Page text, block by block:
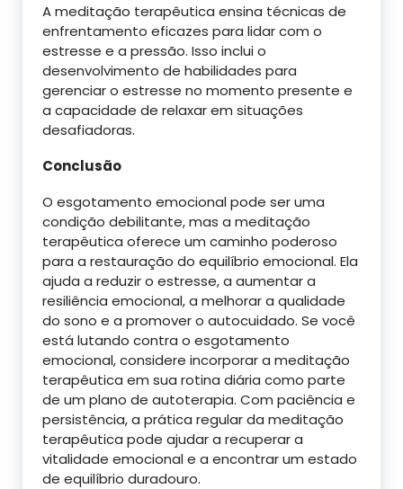
A meditação terapêutica ensina técnicas de
enfrentamento eficazes para lidar com o
estresse e a pressão. Isso inclui o
desenvolvimento de habilidades para
gerenciar o estresse no momento presente e
a capacidade de relaxar em situações
desafiadoras.
Conclusão
O esgotamento emocional pode ser uma
condição debilitante, mas a meditação
terapêutica oferece um caminho poderoso
para a restauração do equilíbrio emocional. Ela
ajuda a reduzir o estresse, a aumentar a
resiliência emocional, a melhorar a qualidade
do sono e a promover o autocuidado. Se você
está lutando contra o esgotamento
emocional, considere incorporar a meditação
terapêutica em sua rotina diária como parte
de um plano de autoterapia. Com paciência e
persistência, a prática regular da meditação
terapêutica pode ajudar a recuperar a
vitalidade emocional e a encontrar um estado
de equilíbrio duradouro.